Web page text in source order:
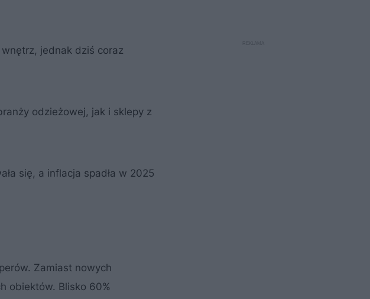
jednak dziś coraz
odzieżowej, jak i sklepy z
się, a inflacja spadła w 2025
Zamiast nowych
obiektów. Blisko 60%